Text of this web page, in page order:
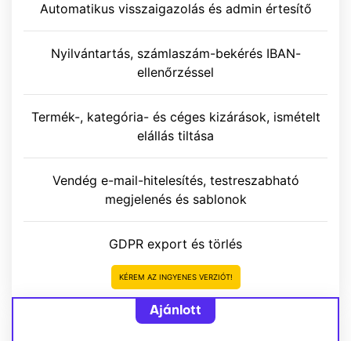
Automatikus visszaigazolás és admin értesítő
Nyilvántartás, számlaszám-bekérés IBAN-
ellenőrzéssel
Termék-, kategória- és céges kizárások, ismételt
elállás tiltása
Vendég e-mail-hitelesítés, testreszabható
megjelenés és sablonok
GDPR export és törlés
KÉREM AZ INGYENES VERZIÓT!
Ajánlott